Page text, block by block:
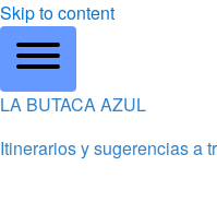
Skip to content
LA BUTACA AZUL
Itinerarios y sugerencias a